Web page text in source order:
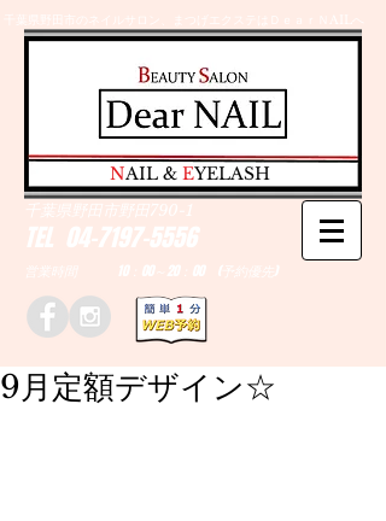
千葉県野田市のネイルサロン、まつげエクステはＤｅａｒＮAILへ
TEL 04-7197-5556
営業時間 10：00～20：00 (予約優先)
千葉県野田市野田790-1
​NAIL & EYELASH
9月定額デザイン☆